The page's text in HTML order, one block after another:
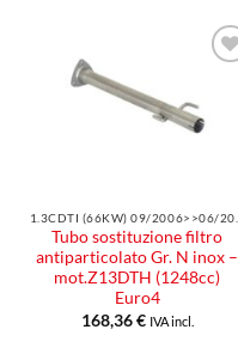
desideri
Tubo sostituzione filtro
antiparticolato Gr. N inox –
mot.Z13DTH (1248cc)
Euro4
168,36€ IVA incl.